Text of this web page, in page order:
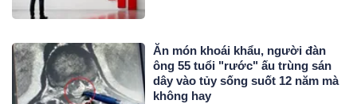
Ăn món khoái khẩu, người đàn
ông 55 tuổi "rước" ấu trùng sán
dây vào tủy sống suốt 12 năm mà
không hay